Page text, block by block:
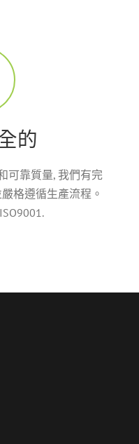
的
可靠質量, 我們有完
格遵循生產流程。